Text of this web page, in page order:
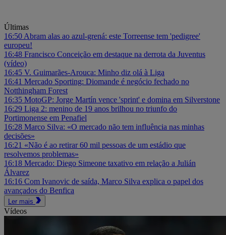
Últimas
16:50 Abram alas ao azul-grená: este Torreense tem 'pedigree'
europeu!
16:48 Francisco Conceição em destaque na derrota da Juventus
(vídeo)
16:45 V. Guimarães-Arouca: Minho diz olá à Liga
16:41 Mercado Sporting: Diomande é negócio fechado no
Notthingham Forest
16:35 MotoGP: Jorge Martín vence 'sprint' e domina em Silverstone
16:29 Liga 2: menino de 19 anos brilhou no triunfo do
Portimonense em Penafiel
16:28 Marco Silva: «O mercado não tem influência nas minhas
decisões»
16:21 «Não é ao retirar 60 mil pessoas de um estádio que
resolvemos problemas»
16:18 Mercado: Diego Simeone taxativo em relação a Julián
Álvarez
16:16 Com Ivanovic de saída, Marco Silva explica o papel dos
avançados do Benfica
Ler mais
Vídeos